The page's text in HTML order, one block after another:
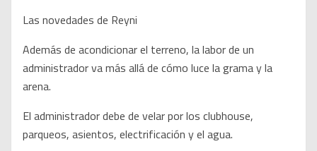
Las novedades de Reyni
Además de acondicionar el terreno, la labor de un
administrador va más allá de cómo luce la grama y la
arena.
El administrador debe de velar por los clubhouse,
parqueos, asientos, electrificación y el agua.